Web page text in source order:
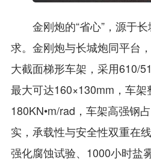
金刚炮的“省心”，源于
求。金刚炮与长城炮同平台
大截面梯形车架，采用610/
最大可达160×130mm，车
180KN•m/rad，车架高强钢
实，承载性与安全性双重在
强化腐蚀试验、1000小时盐